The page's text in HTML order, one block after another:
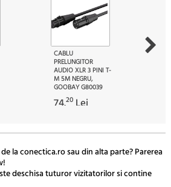
CABLU
PRELUNGITOR
AUDIO XLR 3 PINI T-
M 5M NEGRU,
GOOBAY G80039
74.20 Lei
la conectica.ro sau din alta parte? Parerea
deschisa tuturor vizitatorilor si contine